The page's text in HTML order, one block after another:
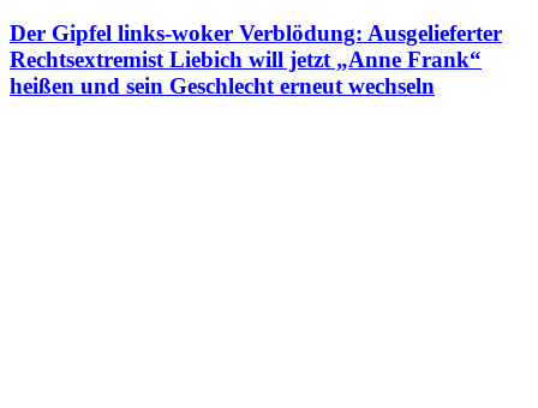
Der Gipfel links-woker Verblödung: Ausgelieferter
Rechtsextremist Liebich will jetzt „Anne Frank“
heißen und sein Geschlecht erneut wechseln